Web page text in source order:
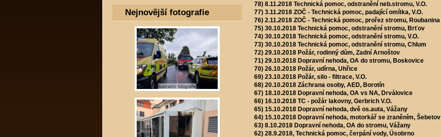
78) 8.11.2018 Technická pomoc, odstranění neb.stromu, V.O.
77) 3.11.2018 ZOČ - Technická pomoc, padající omítka, V.O.
76) 2.11.2018 ZOČ - Technická pomoc, prořez stromu, Roubanina
75) 30.10.2018 Technická pomoc, odstranění stromu, Brťov
74) 30.10.2018 Technická pomoc, odstranění stromu, V.O.
73) 30.10.2018 Technická pomoc, odstranění stromu, Chlum
72) 29.10.2018 Požár, rodinný dům, Zadní Arnoštov
71) 29.10.2018 Dopravní nehoda, OA do stromu, Boskovice
70) 26.10.2018 Požár, udírna, Uhřice
69) 23.10.2018 Požár, silo - filtrace, V.O.
68) 20.10.2018 Záchrana osoby, AED, Borotín
67) 18.10.2018 Dopravní nehoda, OA vs NA, Drválovice
66) 16.10.2018 TC - požár lakovny, Gerbrich V.O.
65) 15.10.2018 Dopravní nehoda, dvě os.auta, Vážany
64) 15.10.2018 Dopravní nehoda, motorkář se zraněním, Šebetov
63) 8.10.2018 Dopravní nehoda, OA do stromu, Vážany
62) 28.9.2018, Technická pomoc, čerpání vody, Úsobrno
Nejnovější fotografie